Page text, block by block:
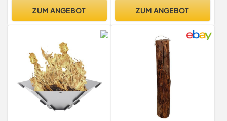
ZUM ANGEBOT ZUM ANGEBOT